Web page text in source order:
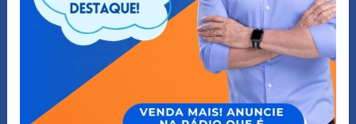
NOTÍCIAS